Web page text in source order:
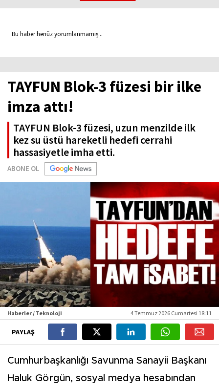
Bu haber henüz yorumlanmamış...
TAYFUN Blok-3 füzesi bir ilke
imza attı!
TAYFUN Blok-3 füzesi, uzun menzilde ilk
kez su üstü hareketli hedefi cerrahi
hassasiyetle imha etti.
ABONE OL
Haberler / Teknoloji 4 Temmuz 2026 Cumartesi 18:11
PAYLAŞ
Cumhurbaşkanlığı Savunma Sanayii Başkanı
Haluk Görgün, sosyal medya hesabından